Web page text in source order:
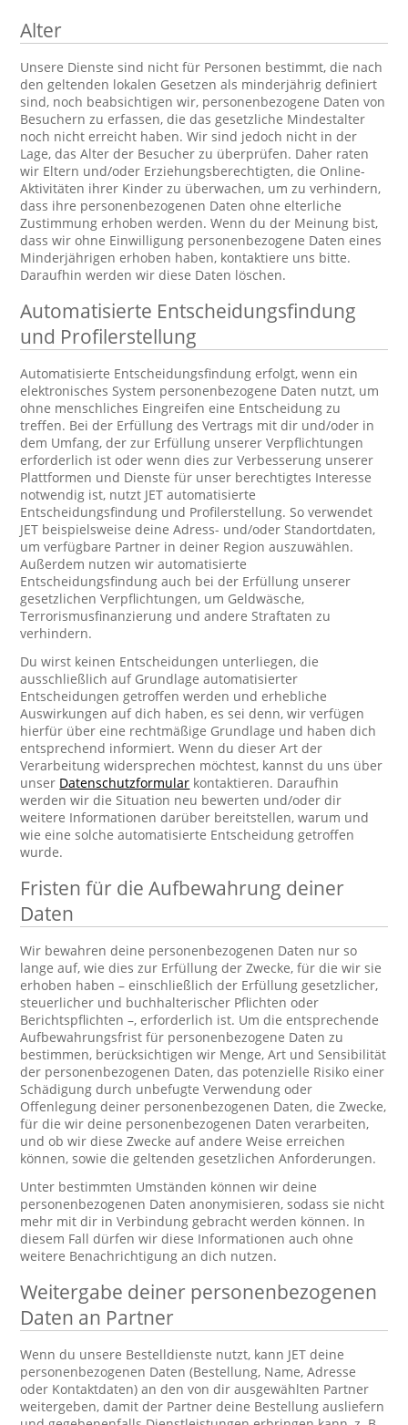
Alter
Unsere Dienste sind nicht für Personen bestimmt, die nach
den geltenden lokalen Gesetzen als minderjährig definiert
sind, noch beabsichtigen wir, personenbezogene Daten von
Besuchern zu erfassen, die das gesetzliche Mindestalter
noch nicht erreicht haben. Wir sind jedoch nicht in der
Lage, das Alter der Besucher zu überprüfen. Daher raten
wir Eltern und/oder Erziehungsberechtigten, die Online-
Aktivitäten ihrer Kinder zu überwachen, um zu verhindern,
dass ihre personenbezogenen Daten ohne elterliche
Zustimmung erhoben werden. Wenn du der Meinung bist,
dass wir ohne Einwilligung personenbezogene Daten eines
Minderjährigen erhoben haben, kontaktiere uns bitte.
Daraufhin werden wir diese Daten löschen.
Automatisierte Entscheidungsfindung
und Profilerstellung
Automatisierte Entscheidungsfindung erfolgt, wenn ein
elektronisches System personenbezogene Daten nutzt, um
ohne menschliches Eingreifen eine Entscheidung zu
treffen. Bei der Erfüllung des Vertrags mit dir und/oder in
dem Umfang, der zur Erfüllung unserer Verpflichtungen
erforderlich ist oder wenn dies zur Verbesserung unserer
Plattformen und Dienste für unser berechtigtes Interesse
notwendig ist, nutzt JET automatisierte
Entscheidungsfindung und Profilerstellung. So verwendet
JET beispielsweise deine Adress- und/oder Standortdaten,
um verfügbare Partner in deiner Region auszuwählen.
Außerdem nutzen wir automatisierte
Entscheidungsfindung auch bei der Erfüllung unserer
gesetzlichen Verpflichtungen, um Geldwäsche,
Terrorismusfinanzierung und andere Straftaten zu
verhindern.
Du wirst keinen Entscheidungen unterliegen, die
ausschließlich auf Grundlage automatisierter
Entscheidungen getroffen werden und erhebliche
Auswirkungen auf dich haben, es sei denn, wir verfügen
hierfür über eine rechtmäßige Grundlage und haben dich
entsprechend informiert. Wenn du dieser Art der
Verarbeitung widersprechen möchtest, kannst du uns über
unser Datenschutzformular kontaktieren. Daraufhin
werden wir die Situation neu bewerten und/oder dir
weitere Informationen darüber bereitstellen, warum und
wie eine solche automatisierte Entscheidung getroffen
wurde.
Fristen für die Aufbewahrung deiner
Daten
Wir bewahren deine personenbezogenen Daten nur so
lange auf, wie dies zur Erfüllung der Zwecke, für die wir sie
erhoben haben – einschließlich der Erfüllung gesetzlicher,
steuerlicher und buchhalterischer Pflichten oder
Berichtspflichten –, erforderlich ist. Um die entsprechende
Aufbewahrungsfrist für personenbezogene Daten zu
bestimmen, berücksichtigen wir Menge, Art und Sensibilität
der personenbezogenen Daten, das potenzielle Risiko einer
Schädigung durch unbefugte Verwendung oder
Offenlegung deiner personenbezogenen Daten, die Zwecke,
für die wir deine personenbezogenen Daten verarbeiten,
und ob wir diese Zwecke auf andere Weise erreichen
können, sowie die geltenden gesetzlichen Anforderungen.
Unter bestimmten Umständen können wir deine
personenbezogenen Daten anonymisieren, sodass sie nicht
mehr mit dir in Verbindung gebracht werden können. In
diesem Fall dürfen wir diese Informationen auch ohne
weitere Benachrichtigung an dich nutzen.
Weitergabe deiner personenbezogenen
Daten an Partner
Wenn du unsere Bestelldienste nutzt, kann JET deine
personenbezogenen Daten (Bestellung, Name, Adresse
oder Kontaktdaten) an den von dir ausgewählten Partner
weitergeben, damit der Partner deine Bestellung ausliefern